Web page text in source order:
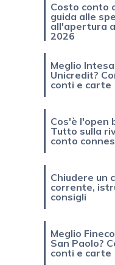
Costo conto
guida alle
all'apertura
2026
Meglio
Unicredit?
conti e carte
Cos'è l'open
Tutto sulla
conto
Chiudere un
corrente,
consigli
Meglio
San Paolo?
conti e carte